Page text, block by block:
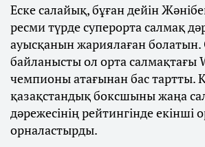
Еске салайық, бұған дейін
ресми түрде суперорта салмақ
ауысқанын жариялаған болатын.
байланысты ол орта салмақтағы
чемпионы атағынан бас тартты.
қазақстандық боксшыны жаңа
дәрежесінің рейтингінде екінші
орналастырды.